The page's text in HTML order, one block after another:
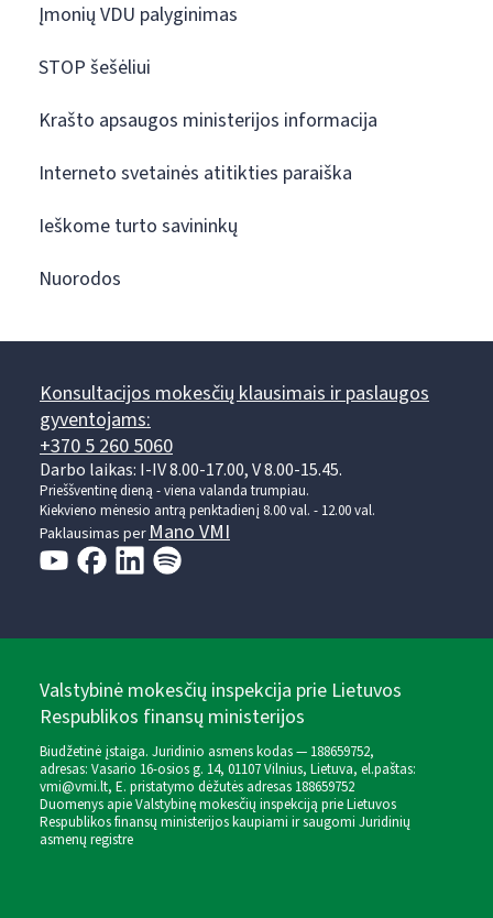
Įmonių VDU palyginimas
STOP šešėliui
Krašto apsaugos ministerijos informacija
Interneto svetainės atitikties paraiška
Ieškome turto savininkų
Nuorodos
Konsultacijos mokesčių klausimais ir paslaugos
gyventojams:
+370 5 260 5060
Darbo laikas: I-IV 8.00-17.00, V 8.00-15.45.
Prieššventinę dieną - viena valanda trumpiau.
Kiekvieno mėnesio antrą penktadienį 8.00 val. - 12.00 val.
Paklausimas perMano VMI
Valstybinė mokesčių inspekcija prie Lietuvos
Respublikos finansų ministerijos
Biudžetinė įstaiga. Juridinio asmens kodas — 188659752,
adresas: Vasario 16-osios g. 14, 01107 Vilnius, Lietuva, el.paštas:
vmi@vmi.lt, E. pristatymo dėžutės adresas 188659752
Duomenys apie Valstybinę mokesčių inspekciją prie Lietuvos
Respublikos finansų ministerijos kaupiami ir saugomi Juridinių
asmenų registre